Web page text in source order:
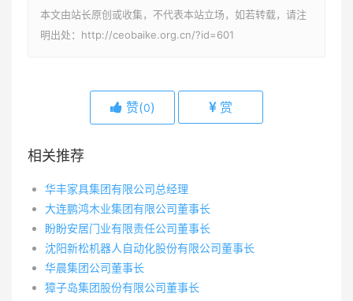
本文由站长原创或收集，不代表本站立场，如若转载，请注
明出处：http://ceobaike.org.cn/?id=601
赞(0) 赏
相关推荐
华丰家具集团有限公司总经理
大连鹏鸿木业集团有限公司董事长
盼盼安居门业有限责任公司董事长
沈阳新松机器人自动化股份有限公司董事长
华晨集团公司董事长
獐子岛集团股份有限公司董事长